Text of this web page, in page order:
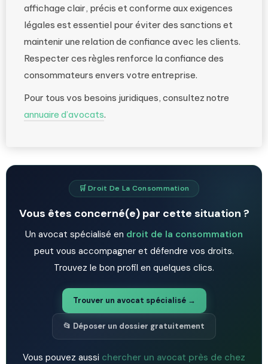
affichage clair, précis et conforme aux exigences
légales est essentiel pour éviter des sanctions et
maintenir une relation de confiance avec les clients.
Respecter ces règles renforce la confiance des
consommateurs envers votre entreprise.
Pour tous vos besoins juridiques, consultez notre
annuaire d’avocats.
🛒 Droit De La Consommation
Vous êtes concerné(e) par cette situation ?
Un avocat spécialisé en droit de la consommation
peut vous accompagner et défendre vos droits.
Trouvez le bon profil en quelques clics.
Trouver un avocat spécialisé →
📂 Déposer un dossier gratuitement
Vous pouvez aussi chercher un avocat près de chez